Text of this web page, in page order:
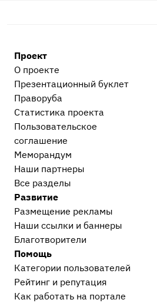
Проект
О проекте
Презентационный букл​ет
Праворуба
Статистика проекта
Пользовательское
соглашение
Меморандум
Наши партнеры
Все разделы
Развитие
Размещение рекламы
Наши ссылки и баннеры
Благотворители
Помощь
Категории пользователей
Рейтинг и репутация
Как работать на портале